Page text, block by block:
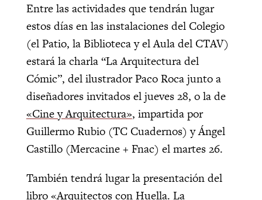
Entre las actividades que tendrán lugar
estos días en las instalaciones del Colegio
(el Patio, la Biblioteca y el Aula del CTAV)
estará la charla “La Arquitectura del
Cómic”, del ilustrador Paco Roca junto a
diseñadores invitados el jueves 28, o la de
«Cine y Arquitectura», impartida por
Guillermo Rubio (TC Cuadernos) y Ángel
Castillo (Mercacine + Fnac) el martes 26.
También tendrá lugar la presentación del
libro «Arquitectos con Huella. La